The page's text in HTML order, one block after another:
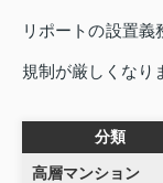
リポートの設置
規制が厳しくなり
分類
高層マンション